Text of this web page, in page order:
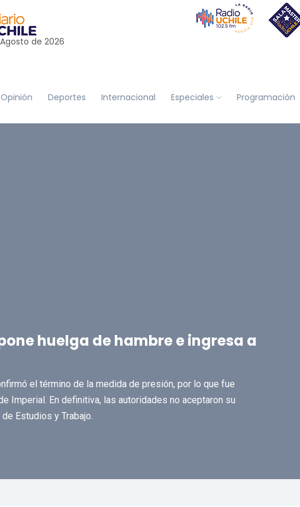
Agosto de 2026
Opinión Deportes Internacional Especiales Programación
huelga de hambre e ingresa a
el término de la medida de presión, por lo que fue
Imperial. En definitiva, las autoridades no aceptaron su
Estudios y Trabajo.